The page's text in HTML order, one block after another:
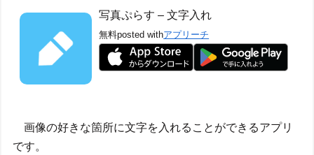
写真ぷらす – 文字入れ
無料posted withアプリーチ
画像の好きな箇所に文字を入れることができるアプリ
です。